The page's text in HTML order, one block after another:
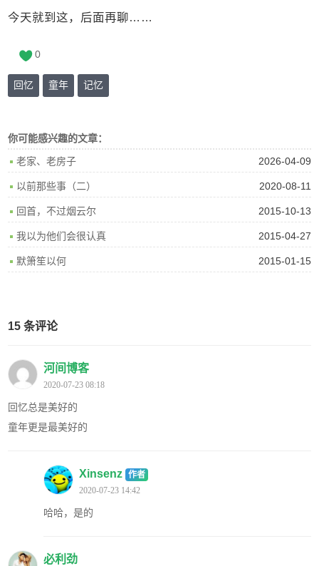
今天就到这，后面再聊……
0
回忆 童年 记忆
你可能感兴趣的文章：
2026-04-09
老家、老房子
2020-08-11
以前那些事（二）
2015-10-13
回首，不过烟云尔
2015-04-27
我以为他们会很认真
2015-01-15
默箫笙以何
15 条评论
河间博客
2020-07-23 08:18
回忆总是美好的
童年更是最美好的
Xinsenz 作者
2020-07-23 14:42
哈哈，是的
必利劲